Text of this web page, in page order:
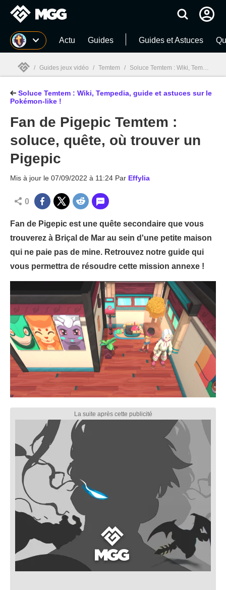
MGG Actu Guides Guides et Astuces
MGG
/ Guides jeux vidéo / Temtem / Soluce Temtem : Wiki, Tempedia, guide et astuces sur le Pokémon-like !
Soluce Temtem : Wiki, Tempedia, guide et astuces sur le
Pokémon-like !
Fan de Pigepic Temtem :
soluce, quête, où trouver un
Pigepic
Mis à jour le 07/09/2022 à 11:24 Par Effylia
0
Fan de Pigepic est une quête secondaire que vous
trouverez à Briçal de Mar au sein d'une petite maison
qui ne paie pas de mine. Retrouvez notre guide qui
vous permettra de résoudre cette mission annexe !